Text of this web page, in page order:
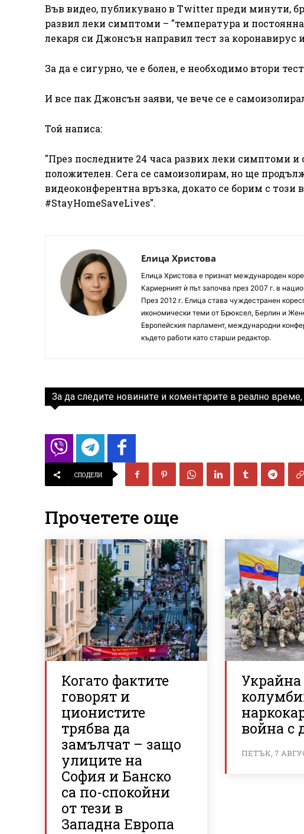
Във видео, публикувано в Twitter преди минути,
развил леки симптоми – "температура и
лекаря си Джонсън направил тест за коронавирус
За да е сигурно, че е болен, е необходимо втори
И все пак Джонсън заяви, че вече се е
Той написа:
"През последните 24 часа развих леки симптоми и
положителен. Сега се самоизолирам, но ще
видеоконферентна връзка, докато се борим с този
#StayHomeSaveLives".
Елица Христова
Елица Христова е признат международен
Кариерният ѝ път започва през 2007 г. в
През 2012 г. Елица става чуждестранен
икономически теми от Брюксел, Берлин и
Европейския парламент, международни
където работи като старши редактор.
За да следите новините и коментарите в реално
СПОДЕЛИ
Прочетете още
Когато фактите
говорят и
ционистите
трябва да
замълчат – защо
улиците на
София и Банско
са по-спокойни
от тези в
Западна Европа
война с
ПЕТЪК, 7